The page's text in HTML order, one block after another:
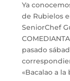
Ya
de Rubielos
SeniorChef
pasado
«Bacalao a la